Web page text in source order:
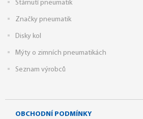
Stárnutí pneumatik
Značky pneumatik
Disky kol
Mýty o zimních pneumatikách
Seznam výrobců
OBCHODNÍ PODMÍNKY